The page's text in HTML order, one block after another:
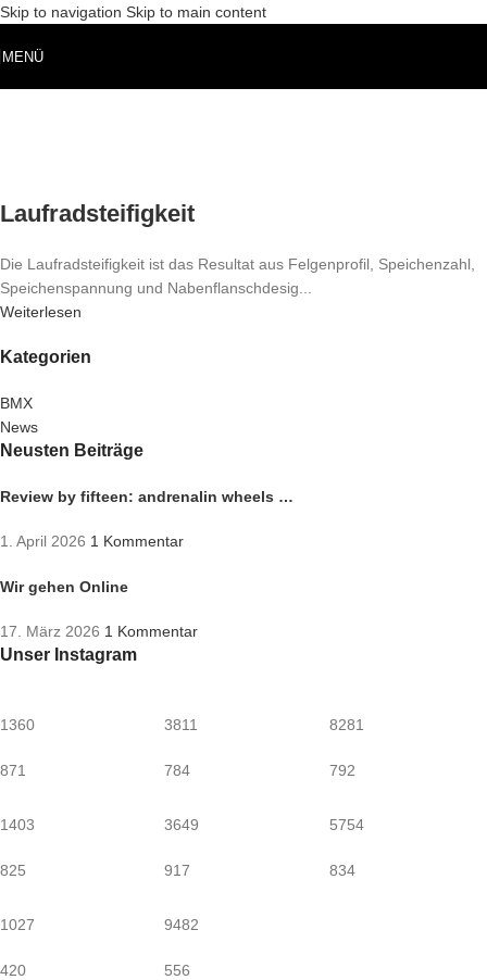
Skip to navigation Skip to main content
MENÜ
Laufradsteifigkeit
Die Laufradsteifigkeit ist das Resultat aus Felgenprofil, Speichenzahl,
Speichenspannung und Nabenflanschdesig...
Weiterlesen
Kategorien
BMX
News
Neusten Beiträge
Review by fifteen: andrenalin wheels …
1. April 2026 1 Kommentar
Wir gehen Online
17. März 2026 1 Kommentar
Unser Instagram
1360
871
3811
784
8281
792
1403
825
3649
917
5754
834
1027
420
9482
556